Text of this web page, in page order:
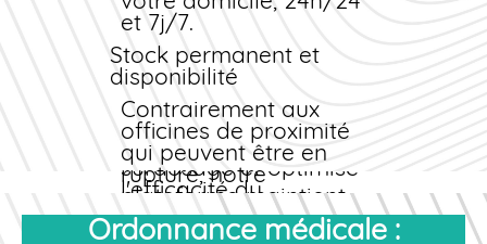
maximale est d'un
comprimé par jour,
quelle que soit la
posologie choisie.
Respecter cet
intervalle de 24 heures
évite les risques de
surdosage et optimise
l'efficacité du
traitement.
et 7j/7.
Stock permanent et
disponibilité
Contrairement aux
officines de proximité
qui peuvent être en
rupture, notre
plateforme maintient
un stock stratégique
Ordonnance médicale :